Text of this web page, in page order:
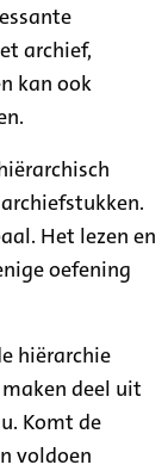
archief,
kan ook
Het lezen en
oefening
hiërarchie
deel uit
Komt de
voldoen